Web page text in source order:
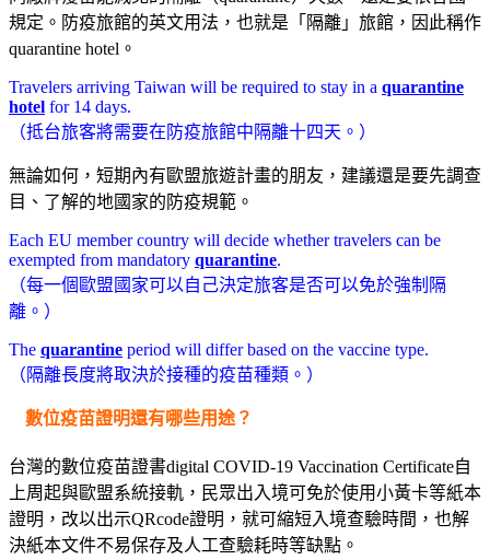
規定。防疫旅館的英文用法，也就是「隔離」旅館，因此稱作
quarantine hotel。
Travelers arriving Taiwan will be required to stay in a quarantine
hotel for 14 days.
（抵台旅客將需要在防疫旅館中隔離十四天。）
無論如何，短期內有歐盟旅遊計畫的朋友，建議還是要先調查
目、了解的地國家的防疫規範。
Each EU member country will decide whether travelers can be
exempted from mandatory quarantine.
（每一個歐盟國家可以自己決定旅客是否可以免於強制隔
離。）
The quarantine period will differ based on the vaccine type.
（隔離長度將取決於接種的疫苗種類。）
數位疫苗證明還有哪些用途？
台灣的數位疫苗證書digital COVID-19 Vaccination Certificate自
上周起與歐盟系統接軌，民眾出入境可免於使用小黃卡等紙本
證明，改以出示QRcode證明，就可縮短入境查驗時間，也解
決紙本文件不易保存及人工查驗耗時等缺點。